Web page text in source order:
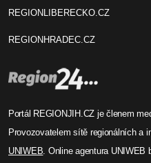
REGIONLIBERECKO.CZ
REGIONHRADEC.CZ
Portál REGIONJIH.CZ je členem
Provozovatelem sítě regionálních a
UNIWEB . Online agentura